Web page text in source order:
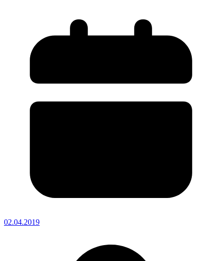
02.04.2019